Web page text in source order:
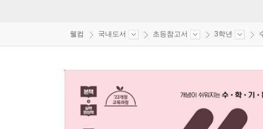
웰컴 국내도서 초등참고서 3학년